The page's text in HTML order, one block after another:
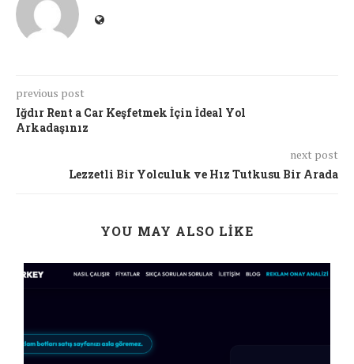
previous post
Iğdır Rent a Car Keşfetmek İçin İdeal Yol
Arkadaşınız
next post
Lezzetli Bir Yolculuk ve Hız Tutkusu Bir Arada
YOU MAY ALSO LIKE